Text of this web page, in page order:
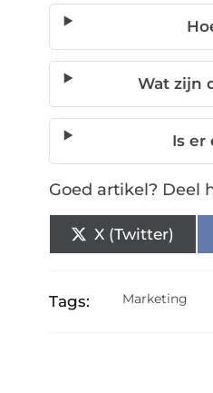
Wat zijn
Is er
Goed artikel? Deel
X (Twitter)
Tags: Marketing